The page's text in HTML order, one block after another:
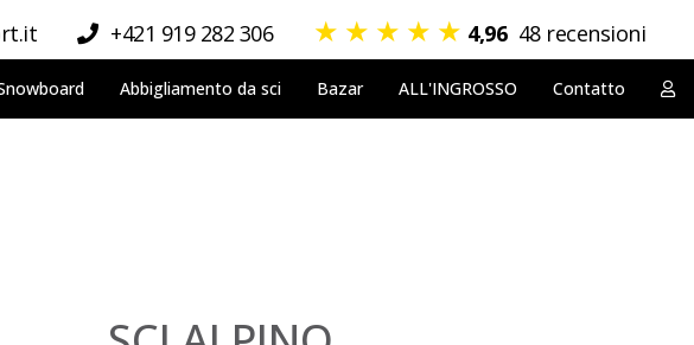
+421 919 282 306 ★ ★ ★ ★ ★ 4,96 48 recensioni
Abbigliamento da sci Bazar ALL'INGROSSO Contatto